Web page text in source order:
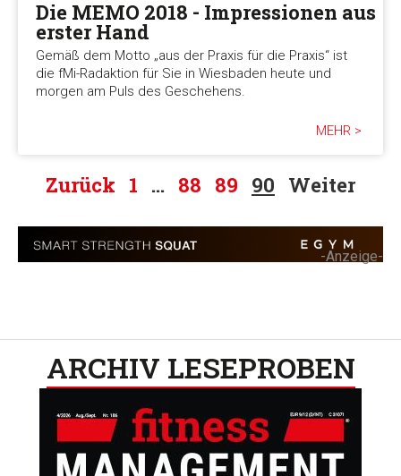
Die MEMO 2018 - Impressionen aus
erster Hand
Gemäß dem Motto „aus der Praxis für die Praxis“ ist
die fMi-Radaktion für Sie in Wiesbaden heute und
morgen am Puls des Geschehens.
MEHR >
Zurück 1 … 88 89 90 Weiter
-Anzeige-
ARCHIV LESEPROBEN​